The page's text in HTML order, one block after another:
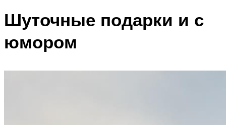
Шуточные подарки и с
юмором